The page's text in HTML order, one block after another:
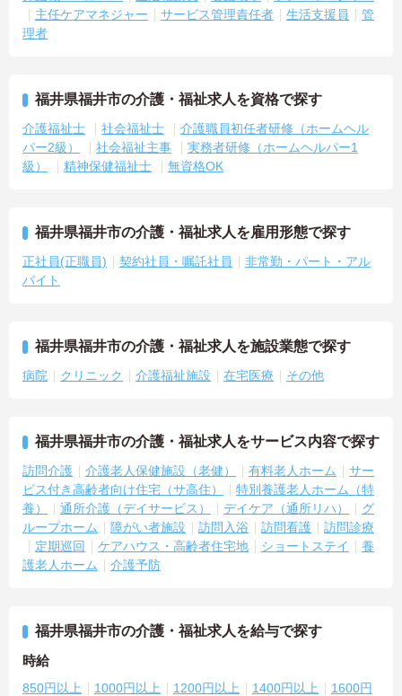
主任ケアマネジャー
サービス管理責任者 生活支援員
管
理者
福井県福井市の介護・福祉求人を資格で探す
介護福祉士 社会福祉士
介護職員初任者研修（ホームヘル
パー2級）
社会福祉主事
実務者研修（ホームヘルパー1
級）
精神保健福祉士 無資格OK
福井県福井市の介護・福祉求人を雇用形態で探す
正社員(正職員) 契約社員・嘱託社員
非常勤・パート・アル
バイト
福井県福井市の介護・福祉求人を施設業態で探す
病院 クリニック 介護福祉施設 在宅医療 その他
福井県福井市の介護・福祉求人をサービス内容で探す
訪問介護 介護老人保健施設（老健） 有料老人ホーム
サー
ビス付き高齢者向け住宅（サ高住）
特別養護老人ホーム（特
養）
通所介護（デイサービス） デイケア（通所リハ）
グ
ループホーム
障がい者施設 訪問入浴 訪問看護
訪問診療
定期巡回
ケアハウス・高齢者住宅地 ショートステイ
養
護老人ホーム
介護予防
福井県福井市の介護・福祉求人を給与で探す
時給
850円以上 1000円以上 1200円以上 1400円以上
1600円